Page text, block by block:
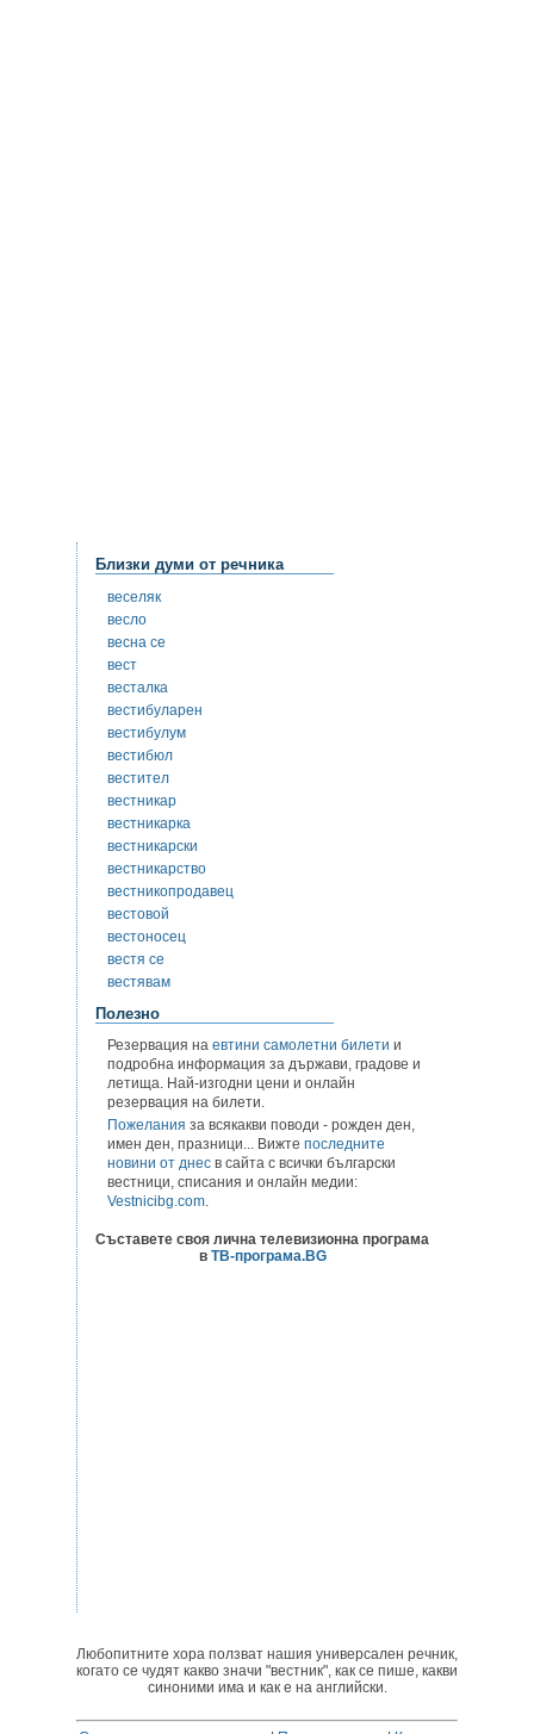
Близки думи от речника
веселяк
весло
весна се
вест
весталка
вестибуларен
вестибулум
вестибюл
вестител
вестникар
вестникарка
вестникарски
вестникарство
вестникопродавец
вестовой
вестоносец
вестя се
вестявам
Полезно
Резервация на евтини самолетни билети и
подробна информация за държави, градове и
летища. Най-изгодни цени и онлайн
резервация на билети.
Пожелания за всякакви поводи - рожден ден,
имен ден, празници... Вижте последните
новини от днес в сайта с всички български
вестници, списания и онлайн медии:
Vestnicibg.com.
Съставете своя лична телевизионна програма
в ТВ-програма.BG
Любопитните хора ползват нашия универсален речник,
когато се чудят какво значи "вестник", как се пише, какви
синоними има и как е на английски.